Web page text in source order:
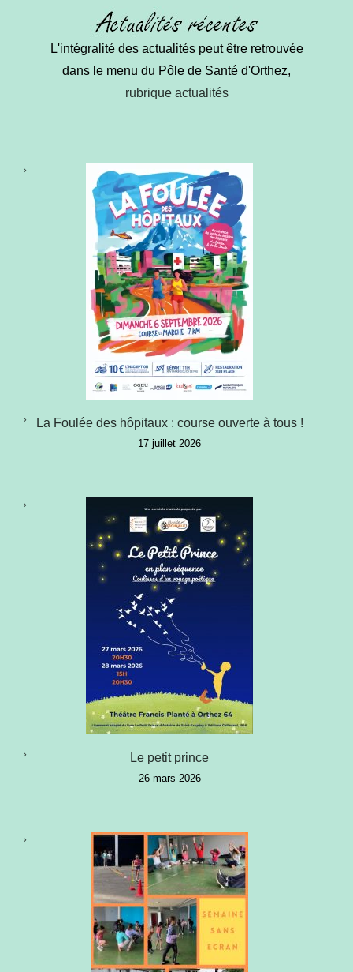
L'intégralité des actualités peut être retrouvée
dans le menu du Pôle de Santé d'Orthez,
rubrique actualités
La Foulée des hôpitaux : course ouverte à tous !
17 juillet 2026
Le petit prince
26 mars 2026